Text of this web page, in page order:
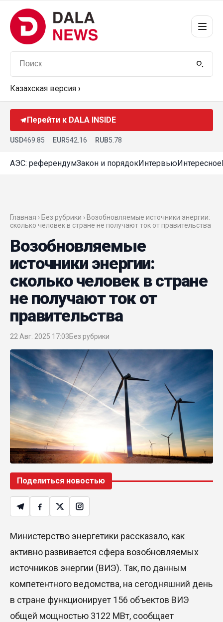
Казахская версия ›
Перейти к DALA INSIDE
USD469.85 EUR542.16 RUB5.78
АЭС: референдумЗакон и порядокИнтервьюИнтересное
Главная › Без рубрики › Возобновляемые источники энергии:
сколько человек в стране не получают ток от правительства
Возобновляемые
источники энергии:
сколько человек в стране
не получают ток от
правительства
22 Авг. 2025 17:03Без рубрики
Поделиться новостью
Министерство энергетики рассказало, как
активно развивается сфера возобновляемых
источников энергии (ВИЭ). Так, по данным
компетентного ведомства, на сегодняшний день
в стране функционирует 156 объектов ВИЭ
общей мощностью 3122 МВт, сообщает